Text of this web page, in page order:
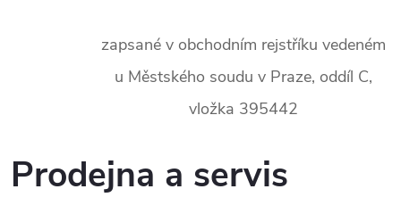
zapsané v obchodním rejstříku vedeném
u Městského soudu v Praze, oddíl C,
vložka 395442
Prodejna a servis